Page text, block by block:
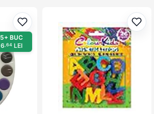
Adaugă la favorite
5+ BUC
6,64LEI